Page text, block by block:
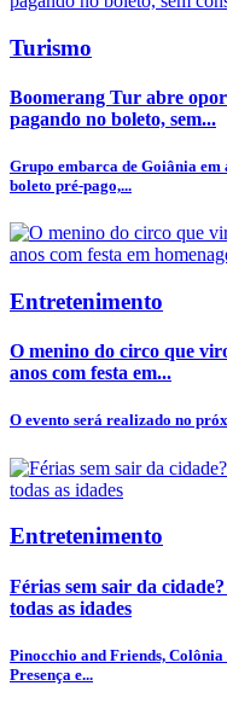
Turismo
Boomerang Tur abre
pagando no boleto, sem...
Grupo embarca de Goiânia em
boleto pré-pago,...
Entretenimento
O menino do circo que
anos com festa em...
O evento será realizado no
Entretenimento
Férias sem sair da
todas as idades
Pinocchio and Friends,
Presença e...